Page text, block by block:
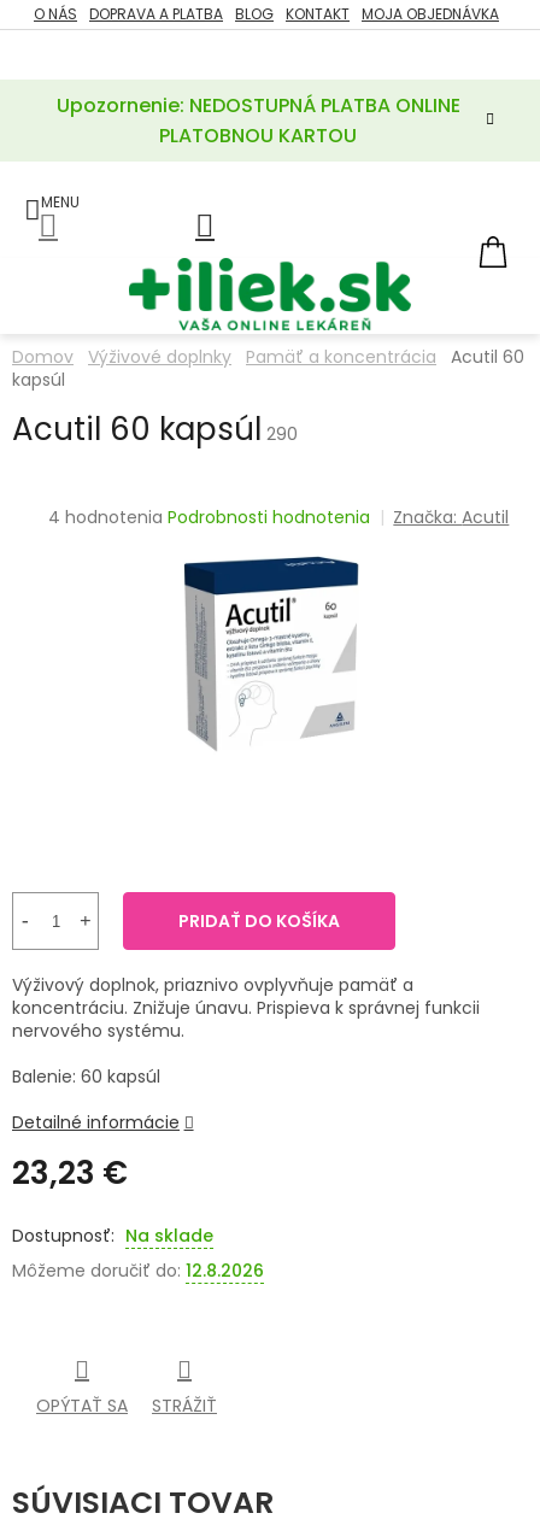
Prejsť
na
Upozornenie: NEDOSTUPNÁ PLATBA ONLINE
PLATOBNOU KARTOU
O NÁS DOPRAVA A PLATBA BLOG KONTAKT MOJA OBJEDNÁVKA
ZĽAVY
POTREBY
A
LIEKY
VITAMÍNY
MINERÁLY
ZDRAVOTNÍCKE
PRÍRODNÉ
LIEKY
SENIORI
ZNAČKY
Prihlásenie
Domov Výživové doplnky Pamäť a koncentrácia
Acutil 60
kapsúl
Acutil 60 kapsúl 290
Priemerné
4 hodnotenia Podrobnosti hodnotenia Značka:Acutil
23,23 €
cena:
Na sklade
Môžeme doručiť do: 12.8.2026
PRIDAŤ DO KOŠÍKA
Výživový doplnok, priaznivo ovplyvňuje pamäť a
koncentráciu. Znižuje únavu. Prispieva k správnej funkcii
nervového systému.
Balenie: 60 kapsúl
Detailné informácie
OPÝTAŤ SA STRÁŽIŤ
SÚVISIACI TOVAR